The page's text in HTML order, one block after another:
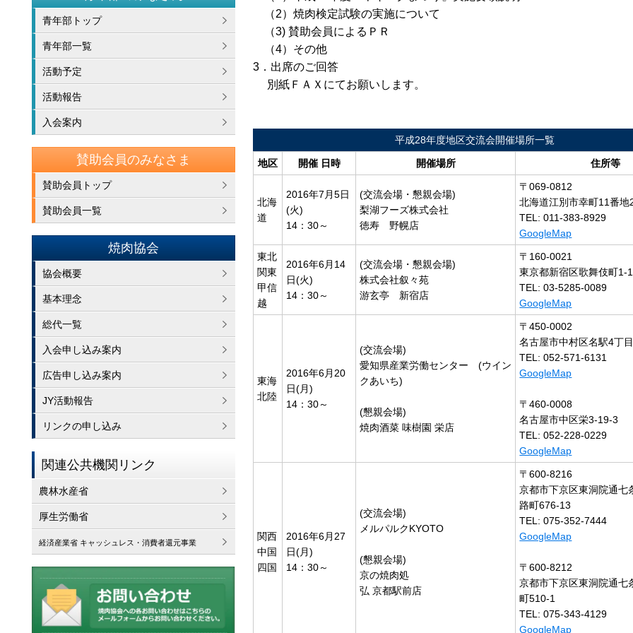
（2）焼肉検定試験の実施について
（3) 賛助会員によるＰＲ
（4）その他
3．出席のご回答
別紙ＦＡＸにてお願いします。
平成28年度地区交流会開催場所一覧
地区 開催 日時 開催場所 住所等
北海
道
2016年7月5日
(火)
14：30～
(交流会場・懇親会場)
梨湖フーズ株式会社
徳寿 野幌店
〒069-0812
北海道江別市幸町11番地
TEL: 011-383-8929
GoogleMap
東北
関東
甲信
越
2016年6月14
日(火)
14：30～
(交流会場・懇親会場)
株式会社叙々苑
游玄亭 新宿店
〒160-0021
東京都新宿区歌舞伎町1-
TEL: 03-5285-0089
GoogleMap
東海
北陸
2016年6月20
日(月)
14：30～
(交流会場)
愛知県産業労働センター (ウイン
クあいち)
(懇親会場)
焼肉酒菜 味樹園 栄店
〒450-0002
名古屋市中村区名駅4丁
TEL: 052-571-6131
GoogleMap
〒460-0008
名古屋市中区栄3-19-3
TEL: 052-228-0229
GoogleMap
関西
中国
四国
2016年6月27
日(月)
14：30～
(交流会場)
メルパルクKYOTO
(懇親会場)
京の焼肉処
弘 京都駅前店
〒600-8216
京都市下京区東洞院通七
路町676-13
TEL: 075-352-7444
GoogleMap
〒600-8212
京都市下京区東洞院通七
町510-1
TEL: 075-343-4129
GoogleMap
青年部トップ
青年部一覧
活動予定
活動報告
入会案内
賛助会員のみなさま
賛助会員トップ
賛助会員一覧
焼肉協会
協会概要
基本理念
総代一覧
入会申し込み案内
広告申し込み案内
JY活動報告
リンクの申し込み
関連公共機関リンク
農林水産省
厚生労働省
経済産業省 キャッシュレス・消費者還元事業